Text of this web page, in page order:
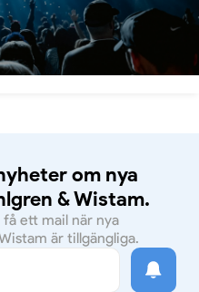
om nya
& Wistam.
ett mail när nya
är tillgängliga.